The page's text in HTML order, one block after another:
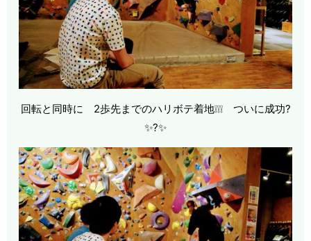
回転と同時に 2歩先までのハリボテ着地❕❕❕ ついに成功?
✨?✨